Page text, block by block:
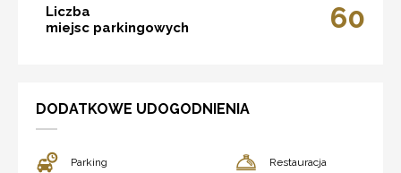
Liczba
miejsc parkingowych
60
DODATKOWE UDOGODNIENIA
Parking Restauracja